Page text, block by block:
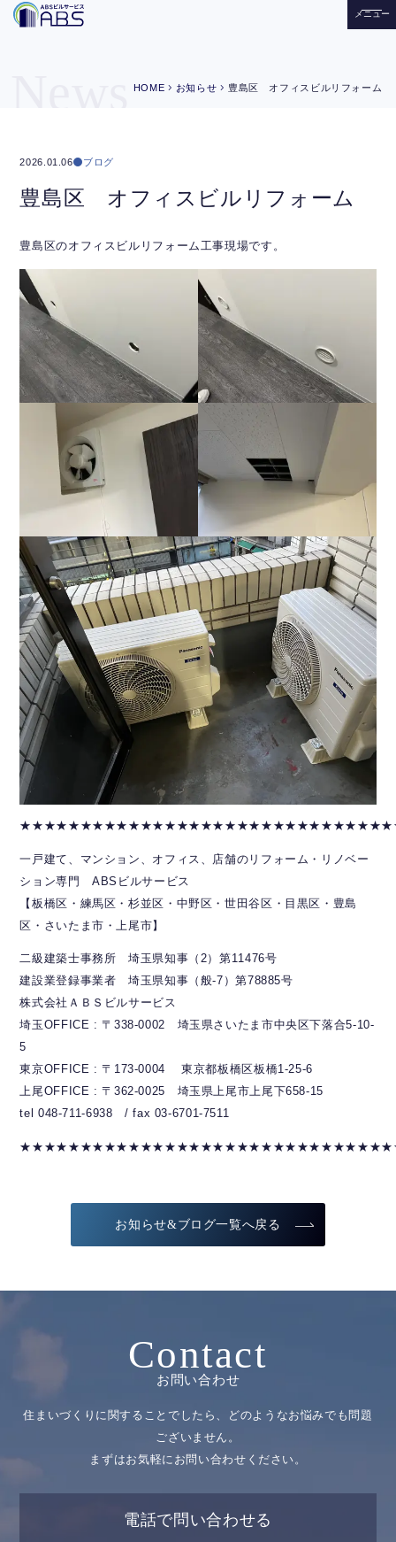
メニュー
HOME chevron_right お知らせ chevron_right 豊島区 オフィスビルリフォーム
2026.01.06 ブログ
豊島区 オフィスビルリフォーム
豊島区のオフィスビルリフォーム工事現場です。
一戸建て、マンション、オフィス、店舗のリフォーム・リノベー
ション専門 ABSビルサービス
【板橋区・練馬区・杉並区・中野区・世田谷区・目黒区・豊島
区・さいたま市・上尾市】
二級建築士事務所 埼玉県知事（2）第11476号
建設業登録事業者 埼玉県知事（般-7）第78885号
株式会社ＡＢＳビルサービス
埼玉OFFICE : 〒338-0002 埼玉県さいたま市中央区下落合5-10-
5
東京OFFICE : 〒173-0004 東京都板橋区板橋1-25-6
上尾OFFICE : 〒362-0025 埼玉県上尾市上尾下658-15
tel 048-711-6938 / fax 03-6701-7511
お知らせ&ブログ一覧へ戻る
Contact
お問い合わせ
住まいづくりに関することでしたら、どのようなお悩みでも問題
ございません。
まずはお気軽にお問い合わせください。
電話で問い合わせる